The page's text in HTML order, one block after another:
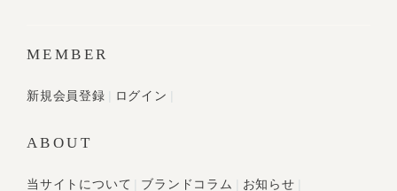
MEMBER
新規会員登録 ログイン
ABOUT
当サイトについて ブランドコラム お知らせ